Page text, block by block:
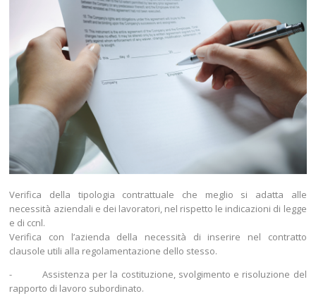
Verifica della tipologia contrattuale che meglio si adatta alle
necessità aziendali e dei lavoratori, nel rispetto le indicazioni di legge
e di ccnl.
Verifica con l’azienda della necessità di inserire nel contratto
clausole utili alla regolamentazione dello stesso.
- Assistenza per la costituzione, svolgimento e risoluzione del
rapporto di lavoro subordinato.